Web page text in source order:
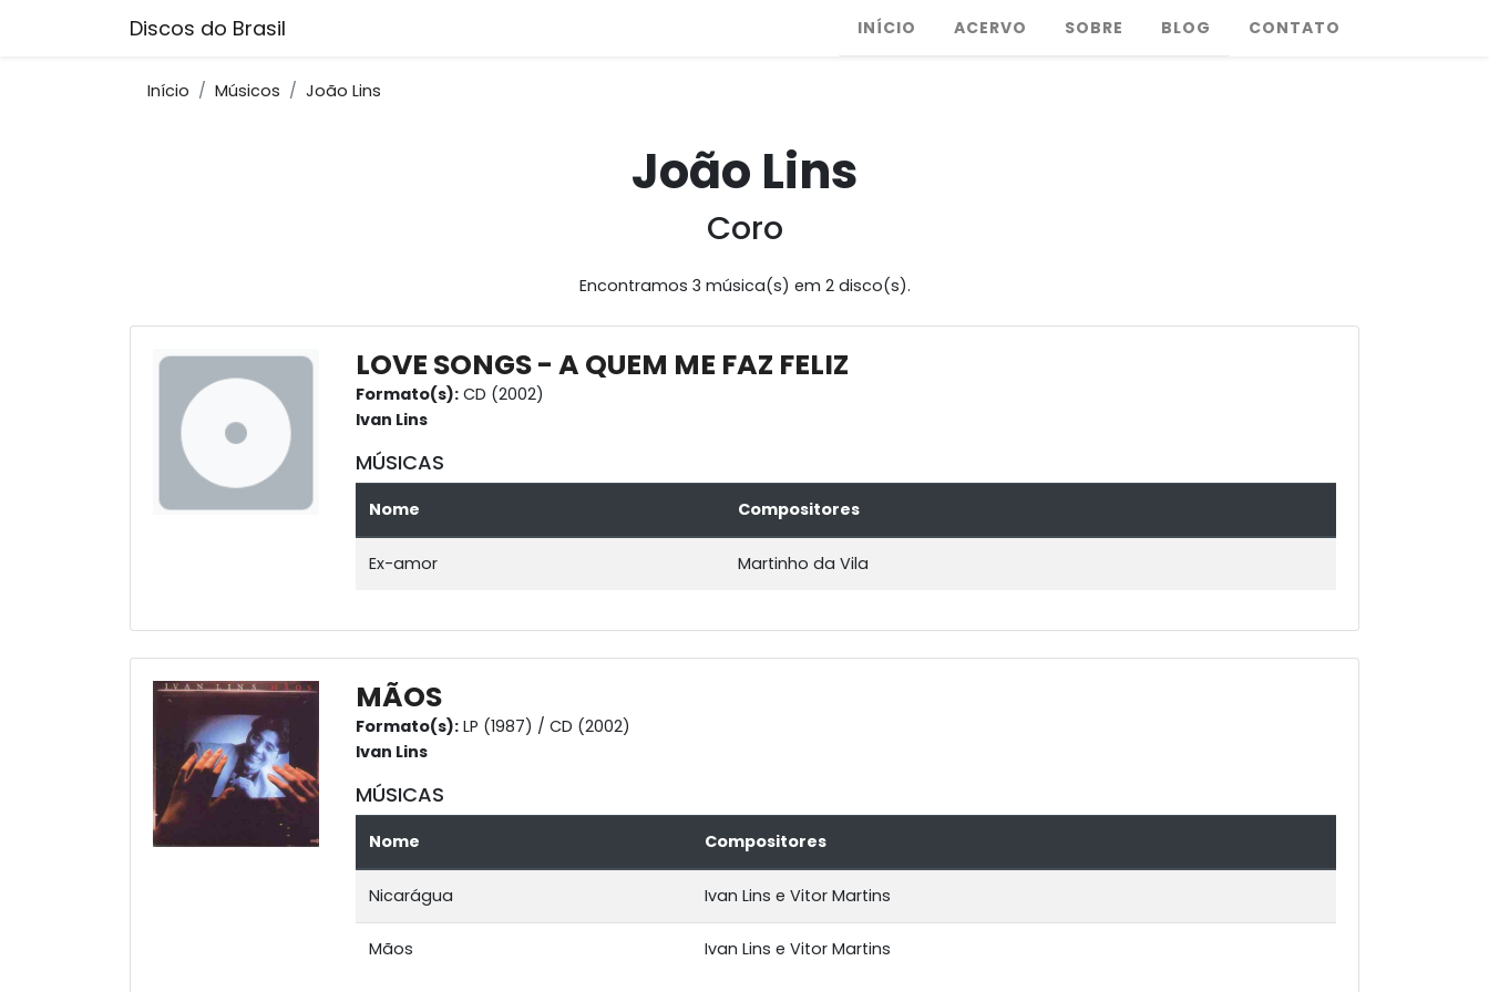
Discos do Brasil INÍCIO ACERVO SOBRE BLOG CONTATO
Início Músicos João Lins
João Lins
Coro
Encontramos 3 música(s) em 2 disco(s).
LOVE SONGS - A QUEM ME FAZ FELIZ
Formato(s): CD (2002)
Ivan Lins
MÚSICAS
Nome Compositores
Ex-amor Martinho da Vila
MÃOS
Formato(s): LP (1987) / CD (2002)
Ivan Lins
MÚSICAS
Nome Compositores
Nicarágua Ivan Lins e Vitor Martins
Mãos Ivan Lins e Vitor Martins